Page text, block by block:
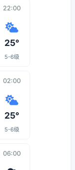
22:00
25°
5-6级
02:00
25°
5-6级
06:00